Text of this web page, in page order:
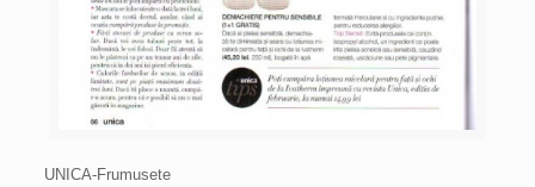
UNICA-Frumusete